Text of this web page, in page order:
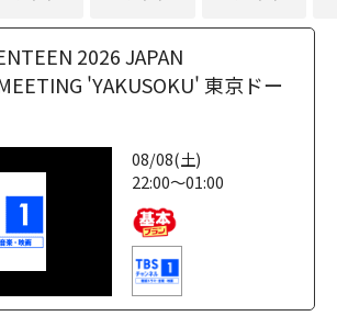
2026 JAPAN
'YAKUSOKU' 東京ドー
08/08(土)
22:00～01:00